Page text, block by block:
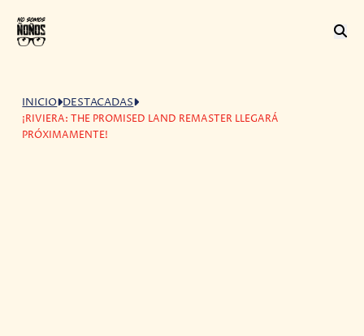
INICIO DESTACADAS
¡RIVIERA: THE PROMISED LAND REMASTER LLEGARÁ
PRÓXIMAMENTE!